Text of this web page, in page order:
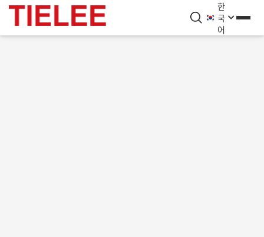
한
국
어